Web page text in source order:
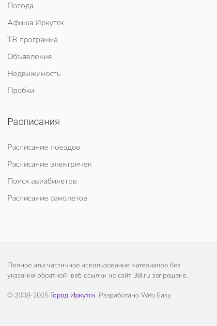
Погода
Афиша Иркутск
ТВ программа
Объявления
Недвижимость
Пробки
Расписания
Расписание поездов
Расписание электричек
Поиск авиабилетов
Расписание самолетов
Полное или частичное использование материалов без
указания обратной веб ссылки на сайт 38i.ru запрещено.
© 2008-2025 Город Иркутск. Разработано Web Easy